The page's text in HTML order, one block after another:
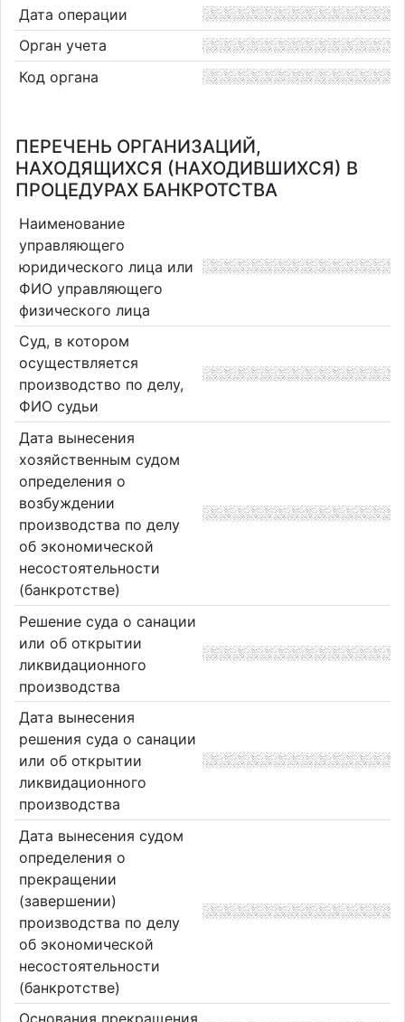
Дата операции
Орган учета
Код органа
ПЕРЕЧЕНЬ ОРГАНИЗАЦИЙ,
НАХОДЯЩИХСЯ (НАХОДИВШИХСЯ) В
ПРОЦЕДУРАХ БАНКРОТСТВА
Наименование
управляющего
юридического лица или
ФИО управляющего
физического лица
Суд, в котором
осуществляется
производство по делу,
ФИО судьи
Дата вынесения
хозяйственным судом
определения о
возбуждении
производства по делу
об экономической
несостоятельности
(банкротстве)
Решение суда о санации
или об открытии
ликвидационного
производства
Дата вынесения
решения суда о санации
или об открытии
ликвидационного
производства
Дата вынесения судом
определения о
прекращении
(завершении)
производства по делу
об экономической
несостоятельности
(банкротстве)